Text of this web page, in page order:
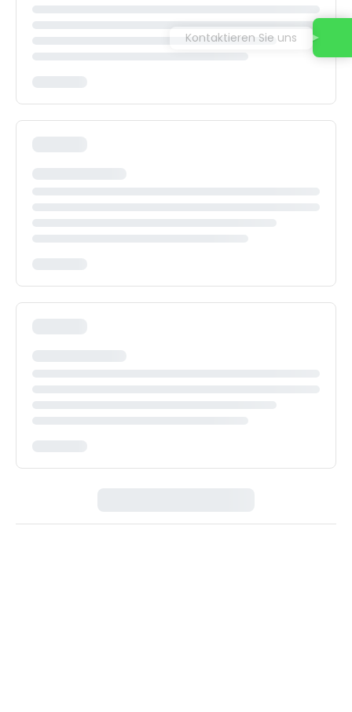
Kontaktieren Sie uns